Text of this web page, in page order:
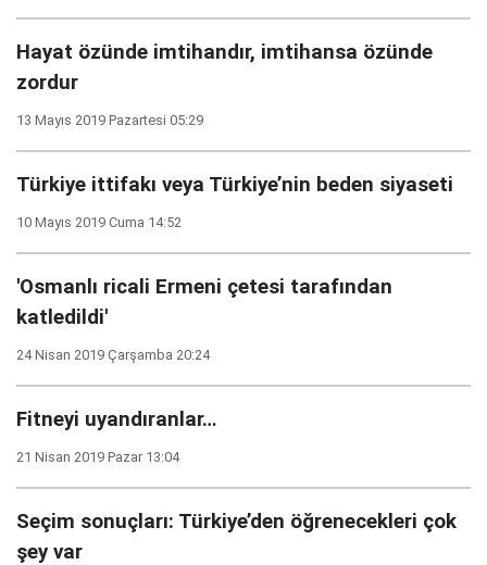
Hayat özünde imtihandır, imtihansa özünde
zordur
13 Mayıs 2019 Pazartesi 05:29
Türkiye ittifakı veya Türkiye’nin beden siyaseti
10 Mayıs 2019 Cuma 14:52
'Osmanlı ricali Ermeni çetesi tarafından
katledildi'
24 Nisan 2019 Çarşamba 20:24
Fitneyi uyandıranlar…
21 Nisan 2019 Pazar 13:04
Seçim sonuçları: Türkiye’den öğrenecekleri çok
şey var